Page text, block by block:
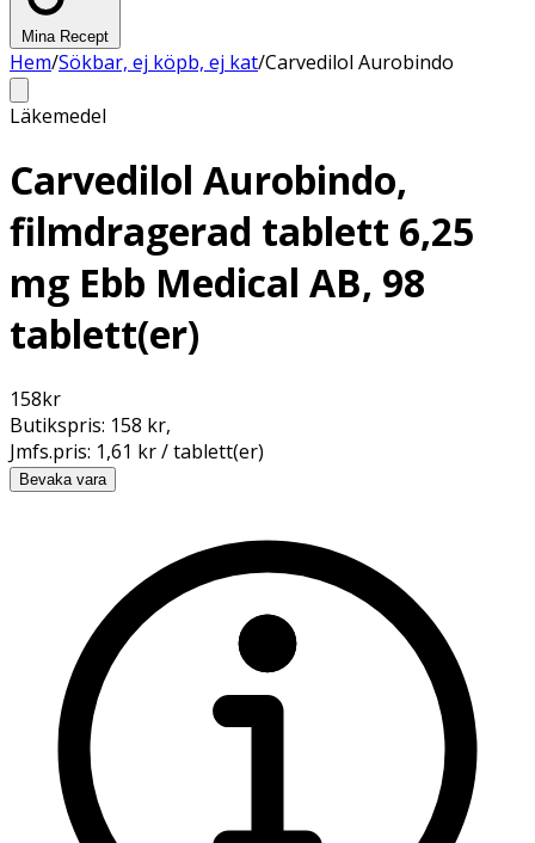
Mina Recept
Hem/Sökbar, ej köpb, ej kat/Carvedilol Aurobindo
Läkemedel
Carvedilol Aurobindo,
filmdragerad tablett 6,25
mg Ebb Medical AB, 98
tablett(er)
158kr
Butikspris: 158 kr,
Jmfs.pris: 1,61 kr / tablett(er)
Bevaka vara